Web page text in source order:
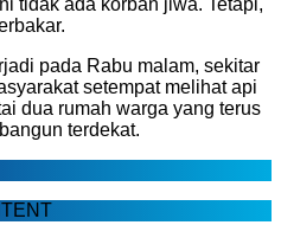
pada Rabu malam, sekitar
setempat melihat api
dua rumah warga yang terus
terdekat.